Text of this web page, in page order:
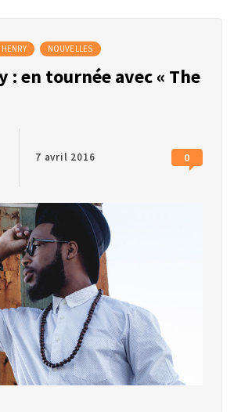
NOUVELLES
: en tournée avec « The
7 avril 2016 0